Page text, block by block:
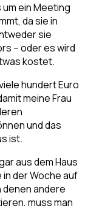
ein Meeting
da sie in
sie
– oder es wird
kostet.
hundert Euro
meine Frau
und das
ist.
aus dem Haus
der Woche auf
denen andere
muss man